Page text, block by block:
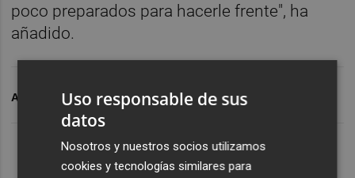
poco preparados para hacerle frente", ha
añadido.
ARCHIVADO EN VIRUS OMS
Uso responsable de sus
datos
Nosotros y nuestros socios utilizamos
cookies y tecnologías similares para